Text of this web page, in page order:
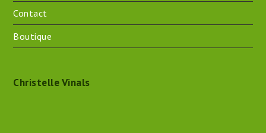
Contact
Boutique
Christelle Vinals